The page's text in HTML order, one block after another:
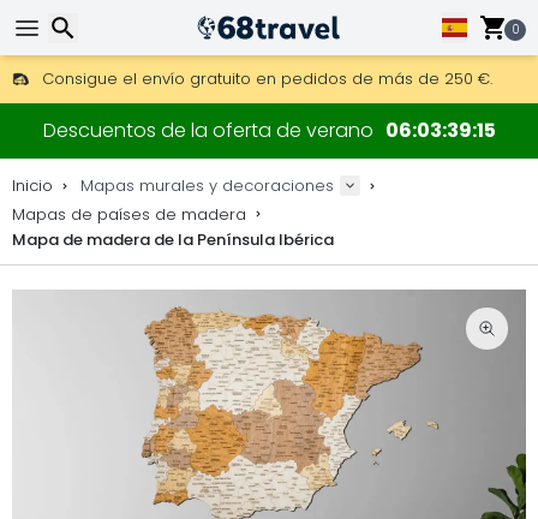
0
Consigue el envío gratuito en pedidos de más de 250 €.
Envío DHL 1 día disponible.
30 días para devoluciones, 90 días para mapas de madera
Descuentos de la oferta de verano 06033915
Inicio
Mapas murales y decoraciones
Mapas de países de madera
Mapa de madera de la Península Ibérica
Buscar
Buscar